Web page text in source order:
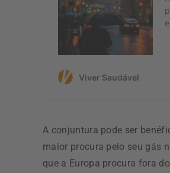
A conjuntura pode ser
maior procura pelo seu gás
que a Europa procura fora